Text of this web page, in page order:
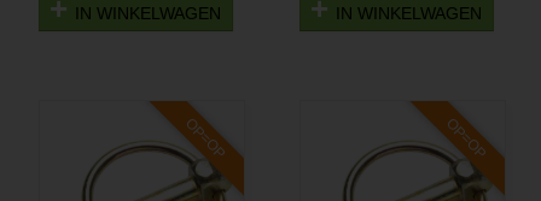
IN WINKELWAGEN IN WINKELWAGEN
OP=OP OP=OP